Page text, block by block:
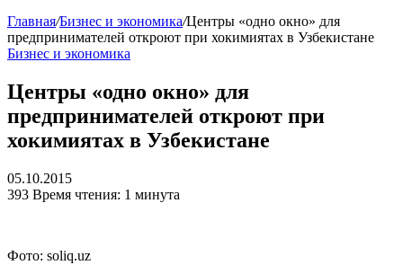
Главная/Бизнес и экономика/Центры «одно окно» для
предпринимателей откроют при хокимиятах в Узбекистане
Бизнес и экономика
Центры «одно окно» для
предпринимателей откроют при
хокимиятах в Узбекистане
05.10.2015
393 Время чтения: 1 минута
Фото: soliq.uz